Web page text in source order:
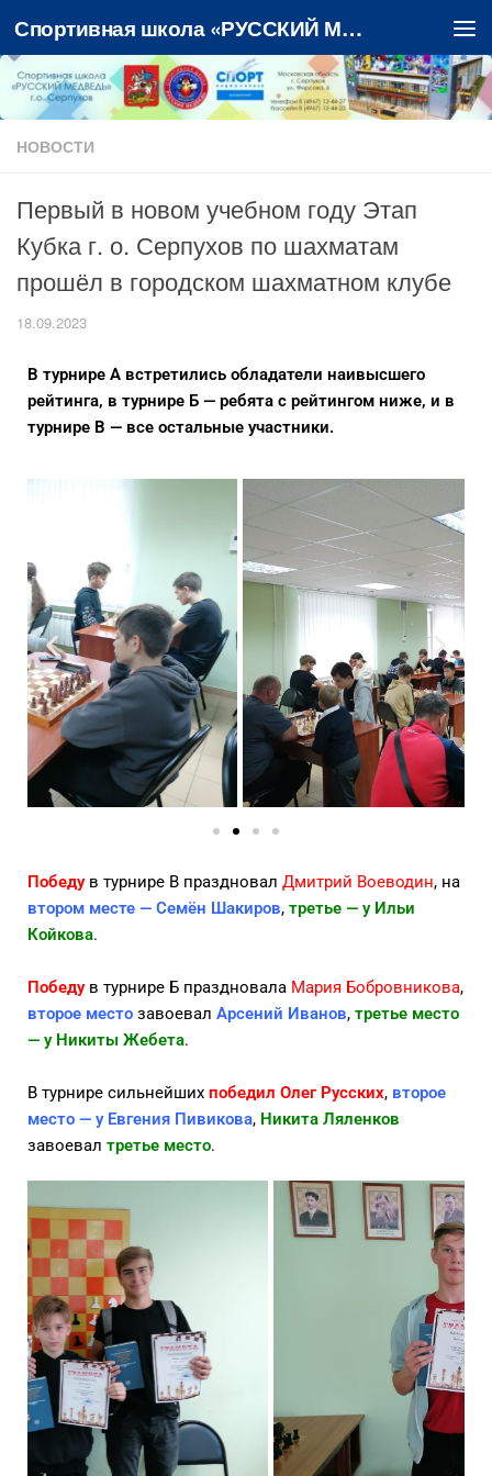
Перейти к содержимому Спортивная школа «РУССКИЙ МЕДВЕДЬ»
НОВОСТИ
Первый в новом учебном году Этап
Кубка г. о. Серпухов по шахматам
прошёл в городском шахматном клубе
18.09.2023
В турнире А встретились обладатели наивысшего
рейтинга, в турнире Б — ребята с рейтингом ниже, и в
турнире В — все остальные участники.
Победув турнире В праздновал Дмитрий Воеводин, на
втором месте — Семён Шакиров, третье — у Ильи
Койкова.
Победув турнире Б праздновала Мария Бобровникова,
второе место завоевал Арсений Иванов, третье место
— у Никиты Жебета.
В турнире сильнейших победил Олег Русских, второе
место — у Евгения Пивикова, Никита Ляленков
завоевал третье место.